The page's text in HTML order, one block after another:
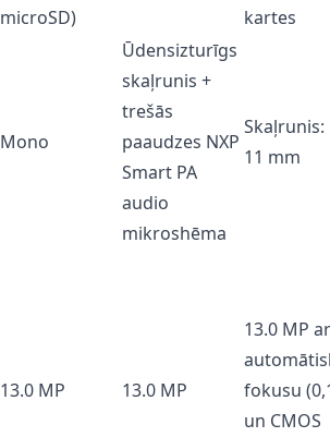
microSD)
kartes
Mono
Ūdensizturīgs
skaļrunis +
trešās
paaudzes NXP
Smart PA
audio
mikroshēma
Skaļrunis:
11 mm
13.0 MP 13.0 MP
13.0 MP ar
fokusu
un CMOS